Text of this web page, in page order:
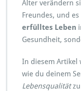
Alter verändern
Freundes, und
erfülltes Leben
Gesundheit,
In diesem Artikel
wie du deinem
Lebensqualitätzu